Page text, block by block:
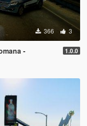
366 3
- 1.0.0